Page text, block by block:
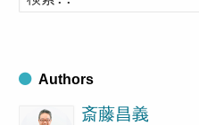
ブ
Authors
斎藤昌義